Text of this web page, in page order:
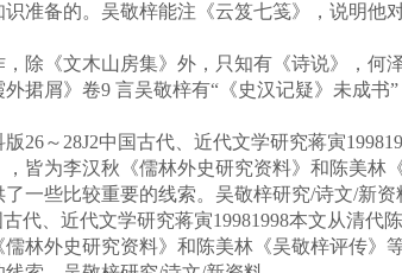
准备的。吴敬梓能注《云笈七笺》，说明
《文木山房集》外，只知有《诗说》，何
捃屑》卷9 言吴敬梓有“《史汉记疑》未成
26～28J2中国古代、近代文学研究蒋寅
皆为李汉秋《儒林外史研究资料》和陈美
一些比较重要的线索。吴敬梓研究/诗文/新
古代、近代文学研究蒋寅19981998本文从清
林外史研究资料》和陈美林《吴敬梓评传》